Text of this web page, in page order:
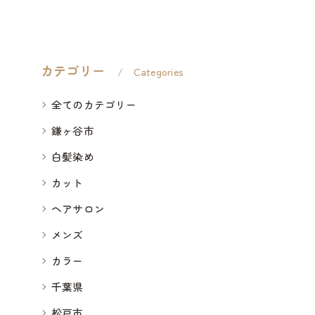
カテゴリー Categories
全てのカテゴリー
鎌ヶ谷市
白髪染め
カット
ヘアサロン
メンズ
カラー
千葉県